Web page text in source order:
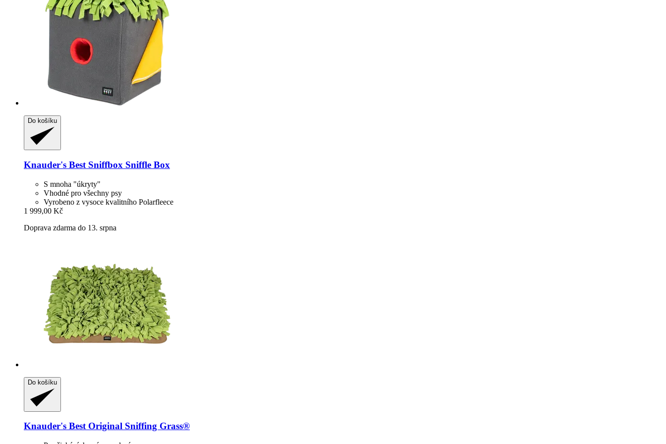
Do košíku
Knauder's Best Sniffbox Sniffle Box
S mnoha "úkryty"
Vhodné pro všechny psy
Vyrobeno z vysoce kvalitního Polarfleece
1 999,00 Kč
Doprava zdarma do 13. srpna
Do košíku
Knauder's BestOriginal Sniffing Grass®